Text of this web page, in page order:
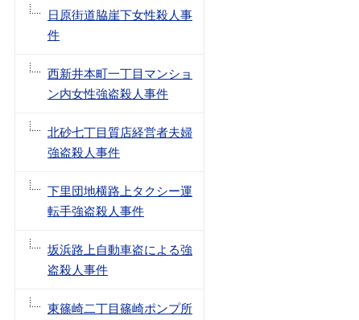
日原街道脇崖下女性殺人事
件
西新井本町一丁目マンショ
ン内女性強盗殺人事件
北砂七丁目質店経営者夫婦
強盗殺人事件
下里団地横路上タクシー運
転手強盗殺人事件
坂浜路上自動車盗による強
盗殺人事件
東篠崎二丁目篠崎ポンプ所